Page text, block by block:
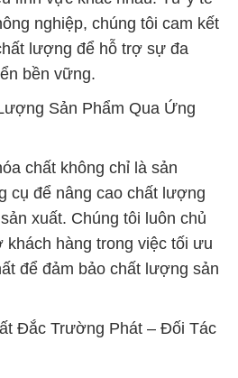
nghiệp, chúng tôi cam kết
lượng để hỗ trợ sự đa
bền vững.
Sản Phẩm Qua Ứng
chất không chỉ là sản
cụ để nâng cao chất lượng
xuất. Chúng tôi luôn chủ
hàng trong việc tối ưu
để đảm bảo chất lượng sản
Đắc Trường Phát – Đối Tác